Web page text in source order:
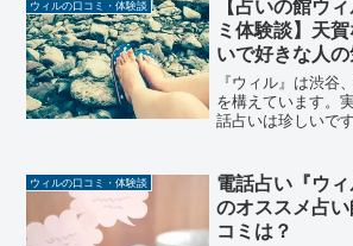
ウィルの口コミ・体験談
ミ体験談】天
いで好きな人
『ウィル』は渋谷
を構えています。
話占いは珍しいで
もらうことができ
専門の先生もいら
ウィルの口コミ・体験談
電話占い『ウ
のオススメ占
コミは？